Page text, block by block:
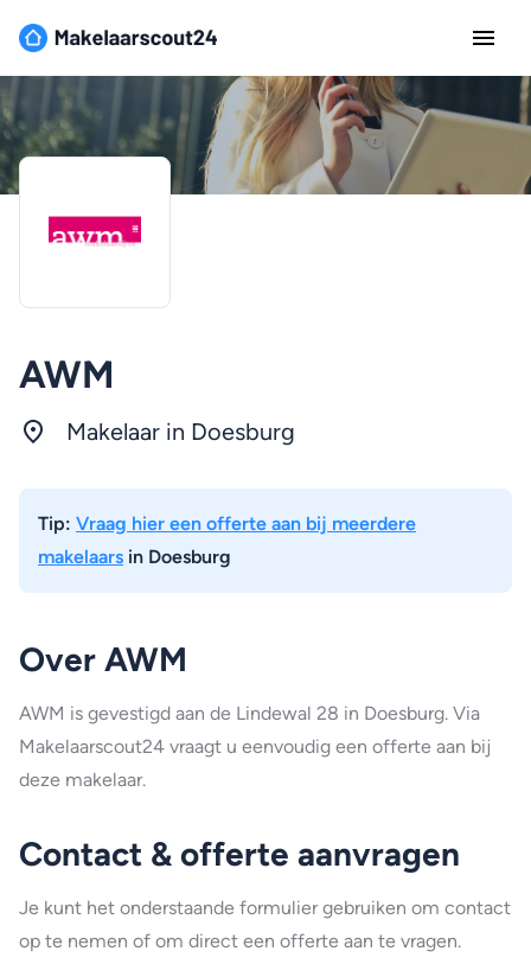
AWM
Makelaar in Doesburg
Tip: Vraag hier een offerte aan bij meerdere
makelaars in Doesburg
Over AWM
AWM is gevestigd aan de Lindewal 28 in Doesburg. Via
Makelaarscout24 vraagt u eenvoudig een offerte aan bij
deze makelaar.
Contact & offerte aanvragen
Je kunt het onderstaande formulier gebruiken om contact
op te nemen of om direct een offerte aan te vragen.